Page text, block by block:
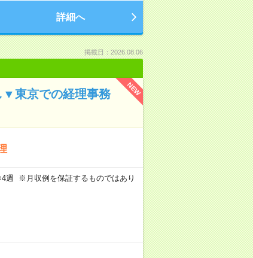
詳細へ
掲載日：2026.08.06
NEW
▼東京での経理事務
週 ※月収例を保証するものではあり